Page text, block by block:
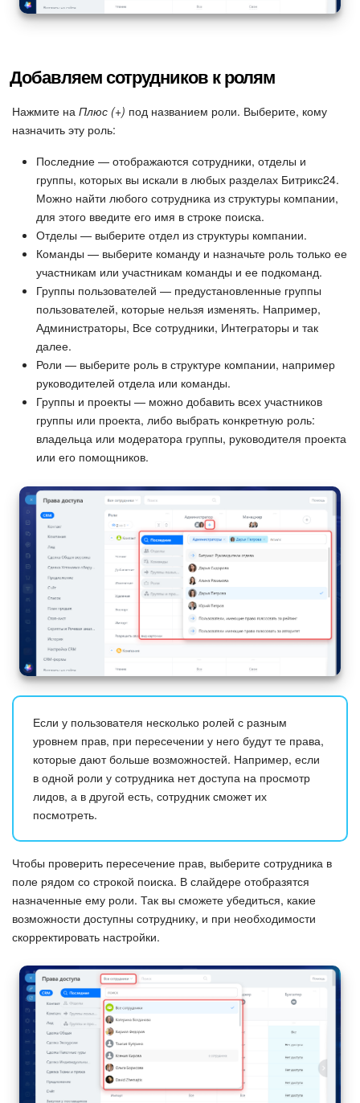
Добавляем сотрудников к ролям
Нажмите на Плюс (+) под названием роли. Выберите, кому
назначить эту роль:
Последние — отображаются сотрудники, отделы и
группы, которых вы искали в любых разделах Битрикс24.
Можно найти любого сотрудника из структуры компании,
для этого введите его имя в строке поиска.
Отделы — выберите отдел из структуры компании.
Команды — выберите команду и назначьте роль только ее
участникам или участникам команды и ее подкоманд.
Группы пользователей — предустановленные группы
пользователей, которые нельзя изменять. Например,
Администраторы, Все сотрудники, Интеграторы и так
далее.
Роли — выберите роль в структуре компании, например
руководителей отдела или команды.
Группы и проекты — можно добавить всех участников
группы или проекта, либо выбрать конкретную роль:
владельца или модератора группы, руководителя проекта
или его помощников.
Если у пользователя несколько ролей с разным
уровнем прав, при пересечении у него будут те права,
которые дают больше возможностей. Например, если
в одной роли у сотрудника нет доступа на просмотр
лидов, а в другой есть, сотрудник сможет их
посмотреть.
Чтобы проверить пересечение прав, выберите сотрудника в
поле рядом со строкой поиска. В слайдере отобразятся
назначенные ему роли. Так вы сможете убедиться, какие
возможности доступны сотруднику, и при необходимости
скорректировать настройки.